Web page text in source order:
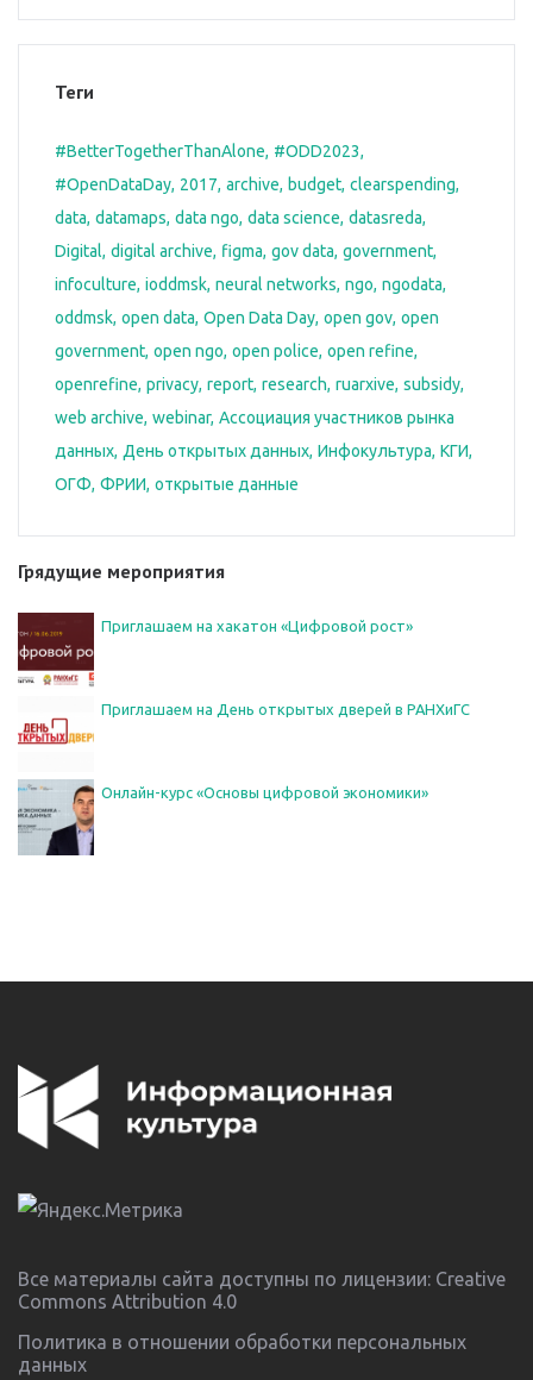
Теги
#BetterTogetherThanAlone #ODD2023
#OpenDataDay 2017 archive budget clearspending
data datamaps data ngo data science datasreda
Digital digital archive figma gov data government
infoculture ioddmsk neural networks ngo ngodata
oddmsk open data Open Data Day open gov open
government open ngo open police open refine
openrefine privacy report research ruarxive subsidy
web archive webinar Ассоциация участников рынка
данных День открытых данных Инфокультура КГИ
ОГФ ФРИИ открытые данные
Грядущие мероприятия
Приглашаем на хакатон «Цифровой рост»
Приглашаем на День открытых дверей в РАНХиГС
Онлайн-курс «Основы цифровой экономики»
Все материалы сайта доступны по лицензии: Creative
Commons Attribution 4.0
Политика в отношении обработки персональных
данных